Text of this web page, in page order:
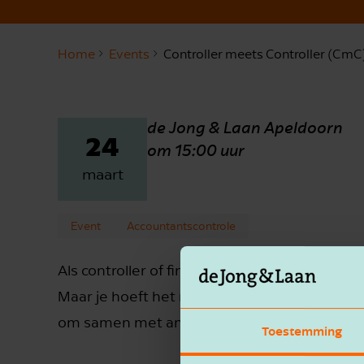
Toestemming
Home Events Controller meets Controller
24
maart
de Jong & Laan Apeldoorn
om 15:00 uur
Event Accountantscontrole
Als controller of financieel
Maar je hoeft het niet alleen te doen. In de
om samen met andere professionals te